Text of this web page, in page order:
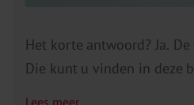
Het korte antwoord? Ja.
Die kunt u vinden in deze
Lees meer